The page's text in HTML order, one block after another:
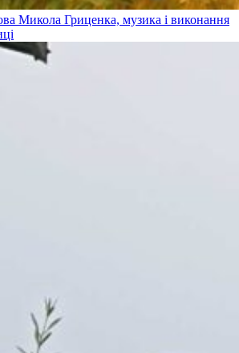
Микола Гриценка, музика і виконання